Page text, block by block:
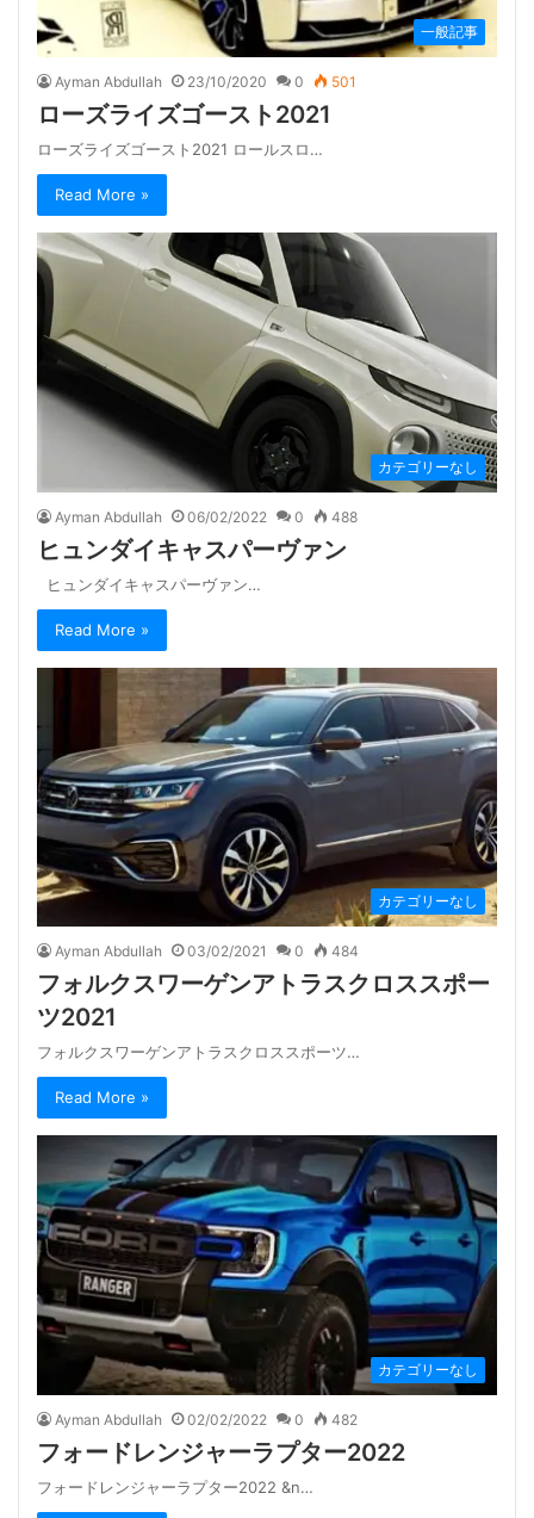
一般記事
Ayman Abdullah 23/10/2020 0 501
ローズライズゴースト2021
ローズライズゴースト2021 ロールスロ…
Read More »
カテゴリーなし
Ayman Abdullah 06/02/2022 0 488
ヒュンダイキャスパーヴァン
ヒュンダイキャスパーヴァン…
Read More »
カテゴリーなし
Ayman Abdullah 03/02/2021 0 484
フォルクスワーゲンアトラスクロススポー
ツ2021
フォルクスワーゲンアトラスクロススポーツ…
Read More »
カテゴリーなし
Ayman Abdullah 02/02/2022 0 482
フォードレンジャーラプター2022
フォードレンジャーラプター2022 &n…